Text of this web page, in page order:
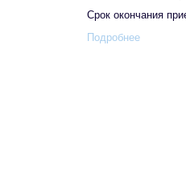
Срок окончания
Подробнее